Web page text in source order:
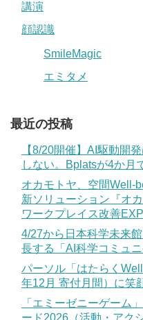
講演
顔認識
SmileMagic
エミタメ
最近の投稿
【8/20開催】AI駆動開
しない。Bplatsが4か月
オカモトヤ、空間Well-
新ソリューション『オ
ワークプレイス改善
4/27から日本科学未来
長する「AI科学コミュ
パーソル「はたらく
年12月 寄付月間）に笑
「エミーゼニーゲーム